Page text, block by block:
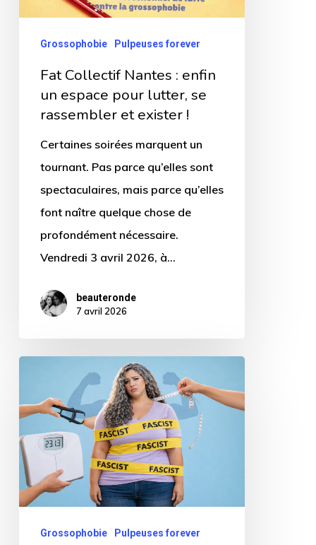
pour
lutter,
rassembler
exister
Grossophobie Pulpeuses forever
Fat Collectif Nantes : enfin
un espace pour lutter, se
rassembler et exister !
Certaines soirées marquent un
tournant. Pas parce qu’elles sont
spectaculaires, mais parce qu’elles
font naître quelque chose de
profondément nécessaire.
Vendredi 3 avril 2026, à…
beauteronde
7 avril 2026
le
« Fascist
body »
Grossophobie Pulpeuses forever